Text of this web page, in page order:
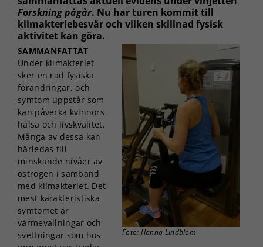
Forskning pågår. Nu har turen kommit till
klimakteriebesvär och vilken skillnad fysisk
aktivitet kan göra.
Foto: Hanna Lindblom
SAMMANFATTAT
Under klimakteriet
sker en rad fysiska
förändringar, och
symtom uppstår som
kan påverka kvinnors
hälsa och livskvalitet.
Många av dessa kan
härledas till
minskande nivåer av
östrogen i samband
med klimakteriet. Det
mest karakteristiska
symtomet är
värmevallningar och
svettningar som hos